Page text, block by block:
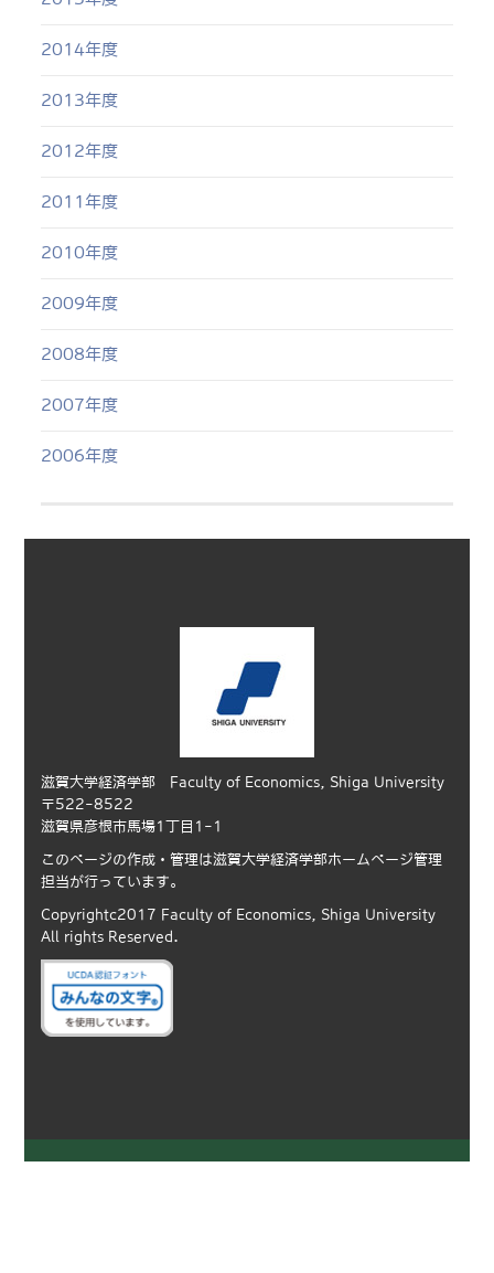
2014年度
2013年度
2012年度
2011年度
2010年度
2009年度
2008年度
2007年度
2006年度
滋賀大学経済学部 Faculty of Economics, Shiga University
〒522-8522
滋賀県彦根市馬場1丁目1-1
このページの作成・管理は滋賀大学経済学部ホームページ管理
担当が行っています。
Copyrightc2017 Faculty of Economics, Shiga University
All rights Reserved.